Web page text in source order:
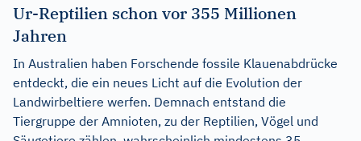
Ur-Reptilien schon vor 355 Millionen
Jahren
In Australien haben Forschende fossile Klauenabdrücke
entdeckt, die ein neues Licht auf die Evolution der
Landwirbeltiere werfen. Demnach entstand die
Tiergruppe der Amnioten, zu der Reptilien, Vögel und